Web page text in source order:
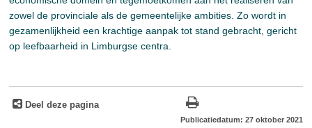
zowel de provinciale als de gemeentelijke ambities. Zo wordt in
gezamenlijkheid een krachtige aanpak tot stand gebracht, gericht
op leefbaarheid in Limburgse centra.
Deel deze pagina
Publicatiedatum: 27 oktober 2021